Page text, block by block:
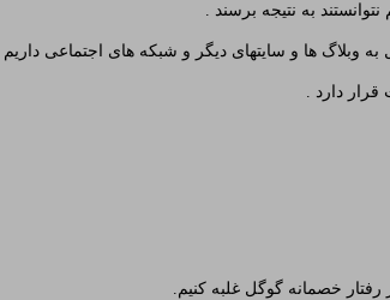
به نتیجه برسند .
وبلاگ ها و سایتهای دیگر و شبکه های اجتماعی
دارد .
رفتار خصمانه گوگل غلبه کنیم.